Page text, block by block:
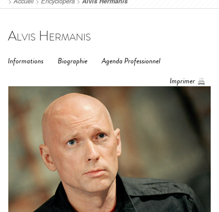
Alvis Hermanis
Informations Biographie
Agenda Professionnel
Imprimer